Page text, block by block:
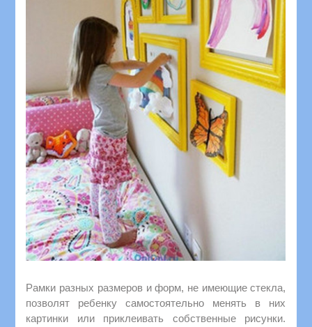
Рамки разных размеров и форм, не имеющие стекла,
позволят ребенку самостоятельно менять в них
картинки или приклеивать собственные рисунки.